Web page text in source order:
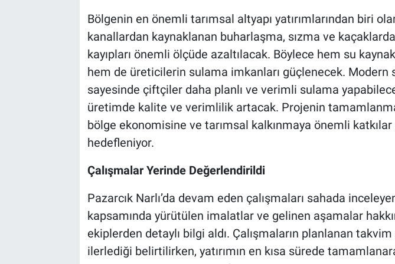
Bölgenin en önemli tarımsal altyapı yatırımlarından biri
kanallardan kaynaklanan buharlaşma, sızma ve
kayıpları önemli ölçüde azaltılacak. Böylece hem su
hem de üreticilerin sulama imkanları güçlenecek. Modern
sayesinde çiftçiler daha planlı ve verimli sulama
üretimde kalite ve verimlilik artacak. Projenin
bölge ekonomisine ve tarımsal kalkınmaya önemli katkılar
hedefleniyor.
Çalışmalar Yerinde Değerlendirildi
Pazarcık Narlı’da devam eden çalışmaları sahada
kapsamında yürütülen imalatlar ve gelinen aşamalar
ekiplerden detaylı bilgi aldı. Çalışmaların planlanan
ilerlediği belirtilirken, yatırımın en kısa sürede